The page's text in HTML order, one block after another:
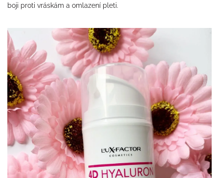
boji proti vráskám a omlazení pleti.